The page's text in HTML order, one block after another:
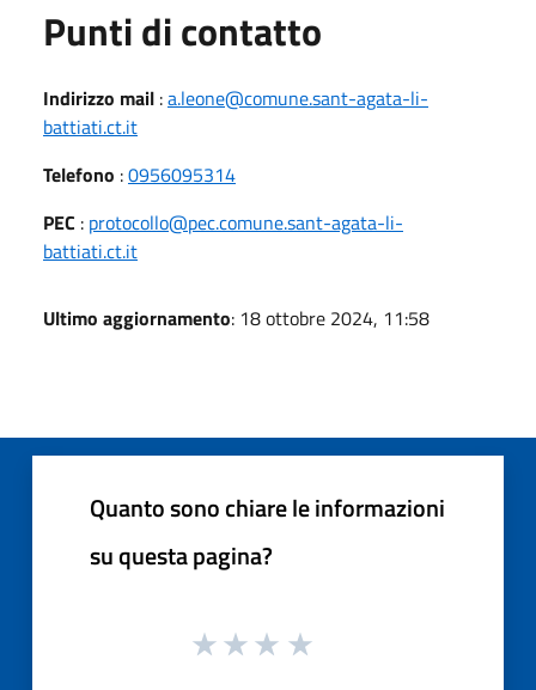
Punti di contatto
Indirizzo mail :a.leone@comune.sant-agata-li-
battiati.ct.it
Telefono :0956095314
PEC : protocollo@pec.comune.sant-agata-li-
battiati.ct.it
Ultimo aggiornamento: 18 ottobre 2024, 11:58
Quanto sono chiare le informazioni
su questa pagina?